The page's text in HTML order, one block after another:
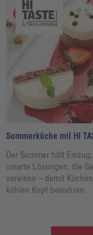
Sommerküche mit HI
Der Sommer hält
smarte Lösungen, die
vereinen – damit
kühlen Kopf bewahren.